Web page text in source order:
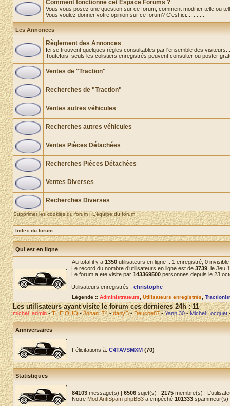
Comment fonctionne cet Espace Forums ?
Vous vous posez une question sur ce forum, comment modifier telle ou
Vous voulez donner votre opinion sur ce forum? C'est ici............
Les Annonces
Règlement des Annonces
Ici se trouvent quelques règles consultables par l'ensemble des visiteurs...
Toutefois, seuls les colistiers enregistrés peuvent consulter ou poster
Ventes de "Traction"
Recherches de "Traction"
Ventes autres véhicules
Recherches autres véhicules
Ventes Pièces Détachées
Recherches Pièces Détachées
Ventes Diverses
Recherches Diverses
Supprimer les cookies du forum|L’équipe du forum
Index du forum
Qui est en ligne
Au total il y a 1350 utilisateurs en ligne :: 1 enregistré, 0
Le record du nombre d’utilisateurs en ligne est de 3739 , le Jeu
Le forum a ete visite par 143369500 personnes depuis le 23
Utilisateurs enregistrés : christophe
Légende :: Administrateurs Utilisateurs enregistrés
Les utilisateurs ayant visite le forum ces dernieres 24h : 11
michel_admin•THE QUO•Johan_74•danyB•Deuche87•Yann 30•Michel Locquet
Anniversaires
Félicitations à: C4TAVSMXM (70)
Statistiques
84103 message(s) | 6506 sujet(s) | 2175 membre(s) |
Notre Mod AntiSpam phpBB3 a empêché 101333 spammeur(s)